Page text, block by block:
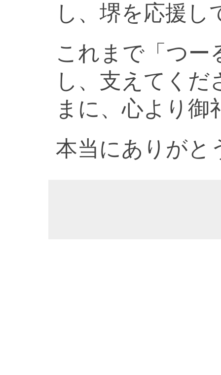
し、堺を応援し
これまで「つー
し、支えてく
まに、心より御
本当にありがと